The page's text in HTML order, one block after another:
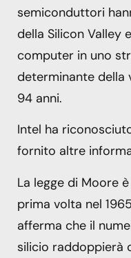
semiconduttori
della Silicon Valley
computer in uno
determinante della
94 anni.
Intel ha
fornito altre
La legge di Moore
prima volta nel
afferma che il
silicio raddoppierà